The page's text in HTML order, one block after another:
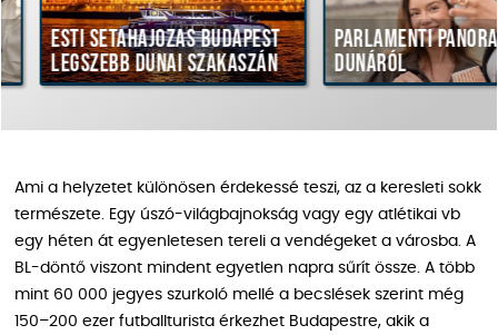
Esti sétahajózás Budapest
legszebb dunai szakaszán
Parlamenti
Dunáról
Ami a helyzetet különösen érdekessé teszi, az a keresleti sokk
természete. Egy úszó-világbajnokság vagy egy atlétikai vb
egy héten át egyenletesen tereli a vendégeket a városba. A
BL-döntő viszont mindent egyetlen napra sűrít össze. A több
mint 60 000 jegyes szurkoló mellé a becslések szerint még
150–200 ezer futballturista érkezhet Budapestre, akik a